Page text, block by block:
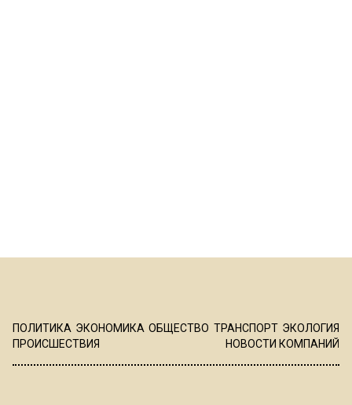
ПОЛИТИКА ЭКОНОМИКА ОБЩЕСТВО ТРАНСПОРТ ЭКОЛОГИЯ
ПРОИСШЕСТВИЯ
НОВОСТИ КОМПАНИЙ